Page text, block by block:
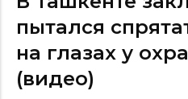
пытался
на глазах у
(видео)